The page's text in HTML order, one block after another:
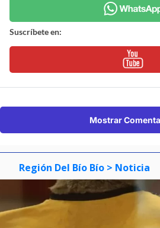
Suscríbete en:
Mostrar
Región Del Bío Bío > Noticia